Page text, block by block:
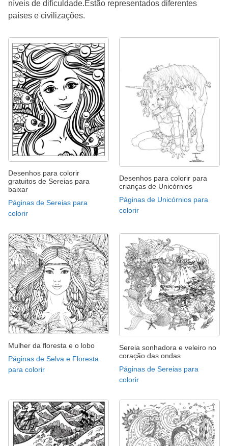
níveis de dificuldade.Estão representados diferentes
países e civilizações.
Desenhos para colorir
gratuitos de Sereias para
baixar
Páginas de Sereias para
colorir
Desenhos para colorir para
crianças de Unicórnios
Páginas de Unicórnios para
colorir
Mulher da floresta e o lobo
Páginas de Selva e Floresta
para colorir
Sereia sonhadora e veleiro no
coração das ondas
Páginas de Sereias para
colorir